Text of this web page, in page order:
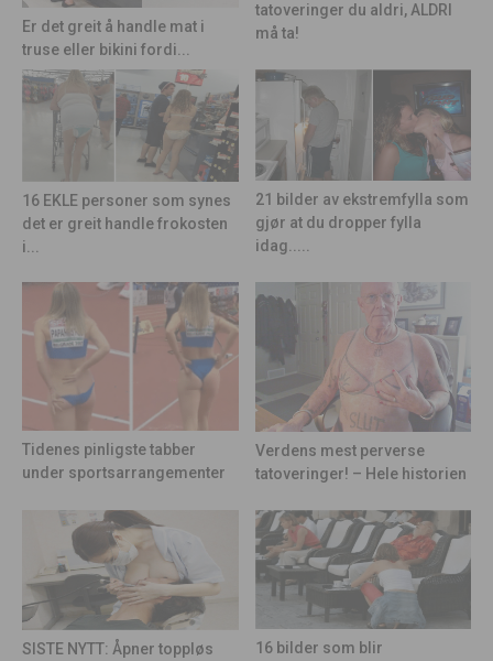
Er det greit å handle mat i
truse eller bikini fordi...
tatoveringer du aldri, ALDRI
må ta!
16 EKLE personer som synes
det er greit handle frokosten
i...
21 bilder av ekstremfylla som
gjør at du dropper fylla
idag.....
Tidenes pinligste tabber
under sportsarrangementer
Verdens mest perverse
tatoveringer! – Hele historien
SISTE NYTT: Åpner toppløs
16 bilder som blir